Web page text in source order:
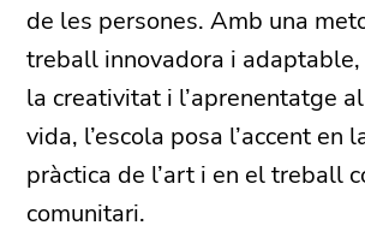
de les persones. Amb una
treball innovadora i
la creativitat i l’aprenentatge
vida, l’escola posa l’accent en
pràctica de l’art i en el treball
comunitari.